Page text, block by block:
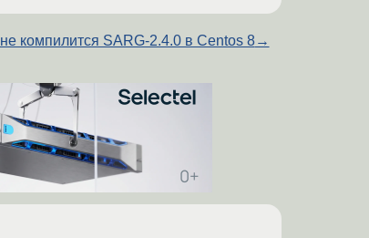
не компилится SARG-2.4.0 в Centos 8→